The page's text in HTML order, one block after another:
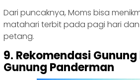
Dari puncaknya, Moms bisa
matahari terbit pada pagi hari
petang.
9. Rekomendasi
Gunung Panderman